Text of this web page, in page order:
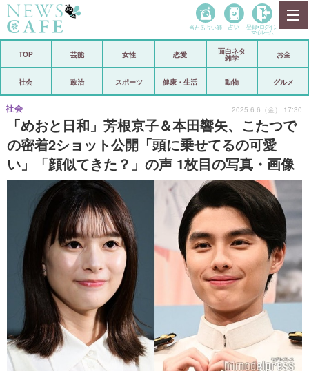
政治
芸能 スポーツ
恋愛 ビックリ
コメントポスト アリ／ナシ
リリース ショップ
登録・ログイン/マイルーム
当たる占い師 占い 登録• ログイン
マイルーム
TOP 芸能 女性 恋愛
面白ネタ
雑学
お金
社会 政治 スポーツ 健康・生活 動物 グルメ
「めおと日和」芳根京子＆本田響矢、こたつで
の密着2ショット公開「頭に乗せてるの可愛
い」「顔似てきた？」の声 1枚目の写真・画像
社会 2025.6.6（金） 17:30